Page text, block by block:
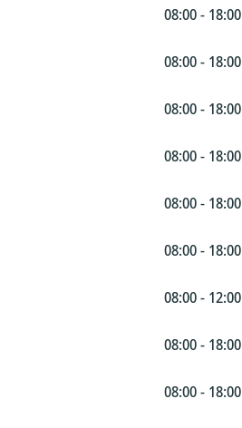
08:00 - 18:00
08:00 - 18:00
08:00 - 18:00
08:00 - 18:00
08:00 - 18:00
08:00 - 18:00
08:00 - 12:00
08:00 - 18:00
08:00 - 18:00